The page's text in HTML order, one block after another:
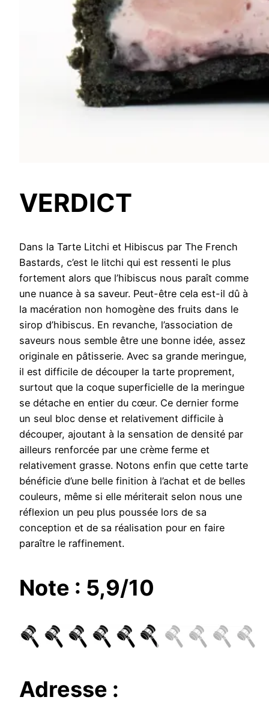
VERDICT
Dans la Tarte Litchi et Hibiscus par The French
Bastards, c’est le litchi qui est ressenti le plus
fortement alors que l’hibiscus nous paraît comme
une nuance à sa saveur. Peut-être cela est-il dû à
la macération non homogène des fruits dans le
sirop d’hibiscus. En revanche, l’association de
saveurs nous semble être une bonne idée, assez
originale en pâtisserie. Avec sa grande meringue,
il est difficile de découper la tarte proprement,
surtout que la coque superficielle de la meringue
se détache en entier du cœur. Ce dernier forme
un seul bloc dense et relativement difficile à
découper, ajoutant à la sensation de densité par
ailleurs renforcée par une crème ferme et
relativement grasse. Notons enfin que cette tarte
bénéficie d’une belle finition à l’achat et de belles
couleurs, même si elle mériterait selon nous une
réflexion un peu plus poussée lors de sa
conception et de sa réalisation pour en faire
paraître le raffinement.
Note : 5,9/10
Adresse :